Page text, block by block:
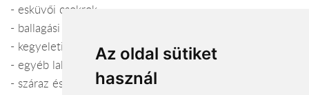
Az oldal sütiket
használ
- esküvői csokrok
- ballagási csokrok
- kegyeleti koszorúk
- egyéb lakásdekorációs kellékek, kaspók
- száraz és művirágok